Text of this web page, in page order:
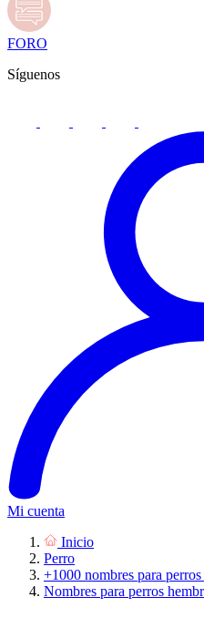
FORO
Síguenos
Mi cuenta
Inicio
Perro
+1000 nombres para
Nombres para perros